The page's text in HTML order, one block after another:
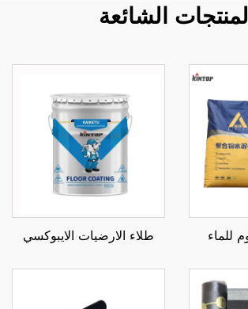
المنتجات الشائعة
طلاء الارضيات الايبوكسي